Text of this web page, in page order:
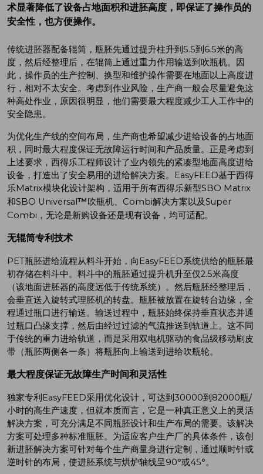
术显著降低了设备占地面积和进胚高度，即保证了操作员的
安全性，也方便操作。
传统进胚器配备辊筒，瓶胚先通过提升柱升到5.5到6.5米的高
度，然后经整理后，在辊筒上通过重力作用输送到吹瓶机。因
此，操作员的生产控制、换型和维护操作需要在地面以上高度进
行，相对不太安全。考虑到作业风险，生产商一般会尽量避免这
种高处作业，原因很明显，他们需要最大程度减少工人工作中的
安全隐患。
为优化生产线的空间布局，生产商也希望减少进给设备的占地面
积，同时最大程度保证无故障运行时间和产品质量。正是考虑到
上述要求，西得乐工程师设计了业内领先的紧凑型地面高度进给
设备，打造出了安全易用的进给解决方案。EasyFEED基于西得
乐Matrix模块化设计架构，适用于所有西得乐新型SBO Matrix
和SBO Universal™吹瓶机、Combi解决方案以及Super
Combi，无论是新购设备还是现有设备，均可适配。
无辊筒专利技术
PET瓶胚进给流程从料斗开始，向EasyFEED系统供给的瓶胚最
初存储在料斗中。料斗中的瓶胚通过提升机升至仅2.5米高度
（该地面进胚器的高度远低于传统系统）。然后瓶胚经整理后，
会垂直送入旋转式理胚机的转盘。瓶胚被放置在旋转台边缘，全
程通过瓶口进行输送。输送过程中，瓶胚始终保持垂直状态并通
过瓶口凸缘支撑，然后由经过过滤的气流推送到轨道上。这不同
于传统的重力进给轨道，而是采用双电机驱动的食品级移动刷皮
带（瓶胚两侧各一条）将瓶胚向上输送到进给吹瓶轮。
最大程度保证无故障生产时间和灵活性
独家专利EasyFEED采用优化设计，可达到30000到82000瓶/
小时的高生产速度，但就本质而言，它是一种真正意义上的灵活
解决方案，可充分满足不同瓶胚设计和生产布局的需要。该解决
方案可处理多种标准瓶胚。为适应客户生产厂的具体条件，该创
新进胚解决方案可针对每个生产商量身进行定制，通过顺时针或
逆时针的布局，使进胚系统与烘炉轴线呈90°或45°。